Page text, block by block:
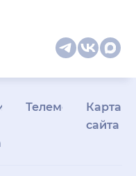
Телемедицина
Карта
сайта